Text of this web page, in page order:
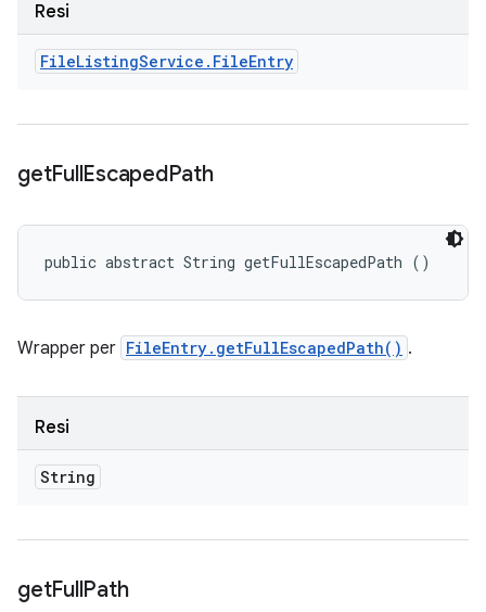
Resi
FileListingService . FileEntry
getFullEscapedPath
public abstract String getFullEscapedPath ()
Wrapper per FileEntry.getFullEscapedPath() .
Resi
String
getFullPath